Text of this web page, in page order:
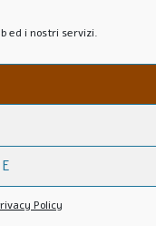
ed i nostri servizi.
Policy
imparai a dipingere